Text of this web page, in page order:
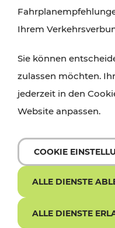
Ihrem
Sie können
zulassen möchten.
jederzeit in den
Website anpassen.
COOKIE
ALLE DIENSTE
ALLE DIENSTE